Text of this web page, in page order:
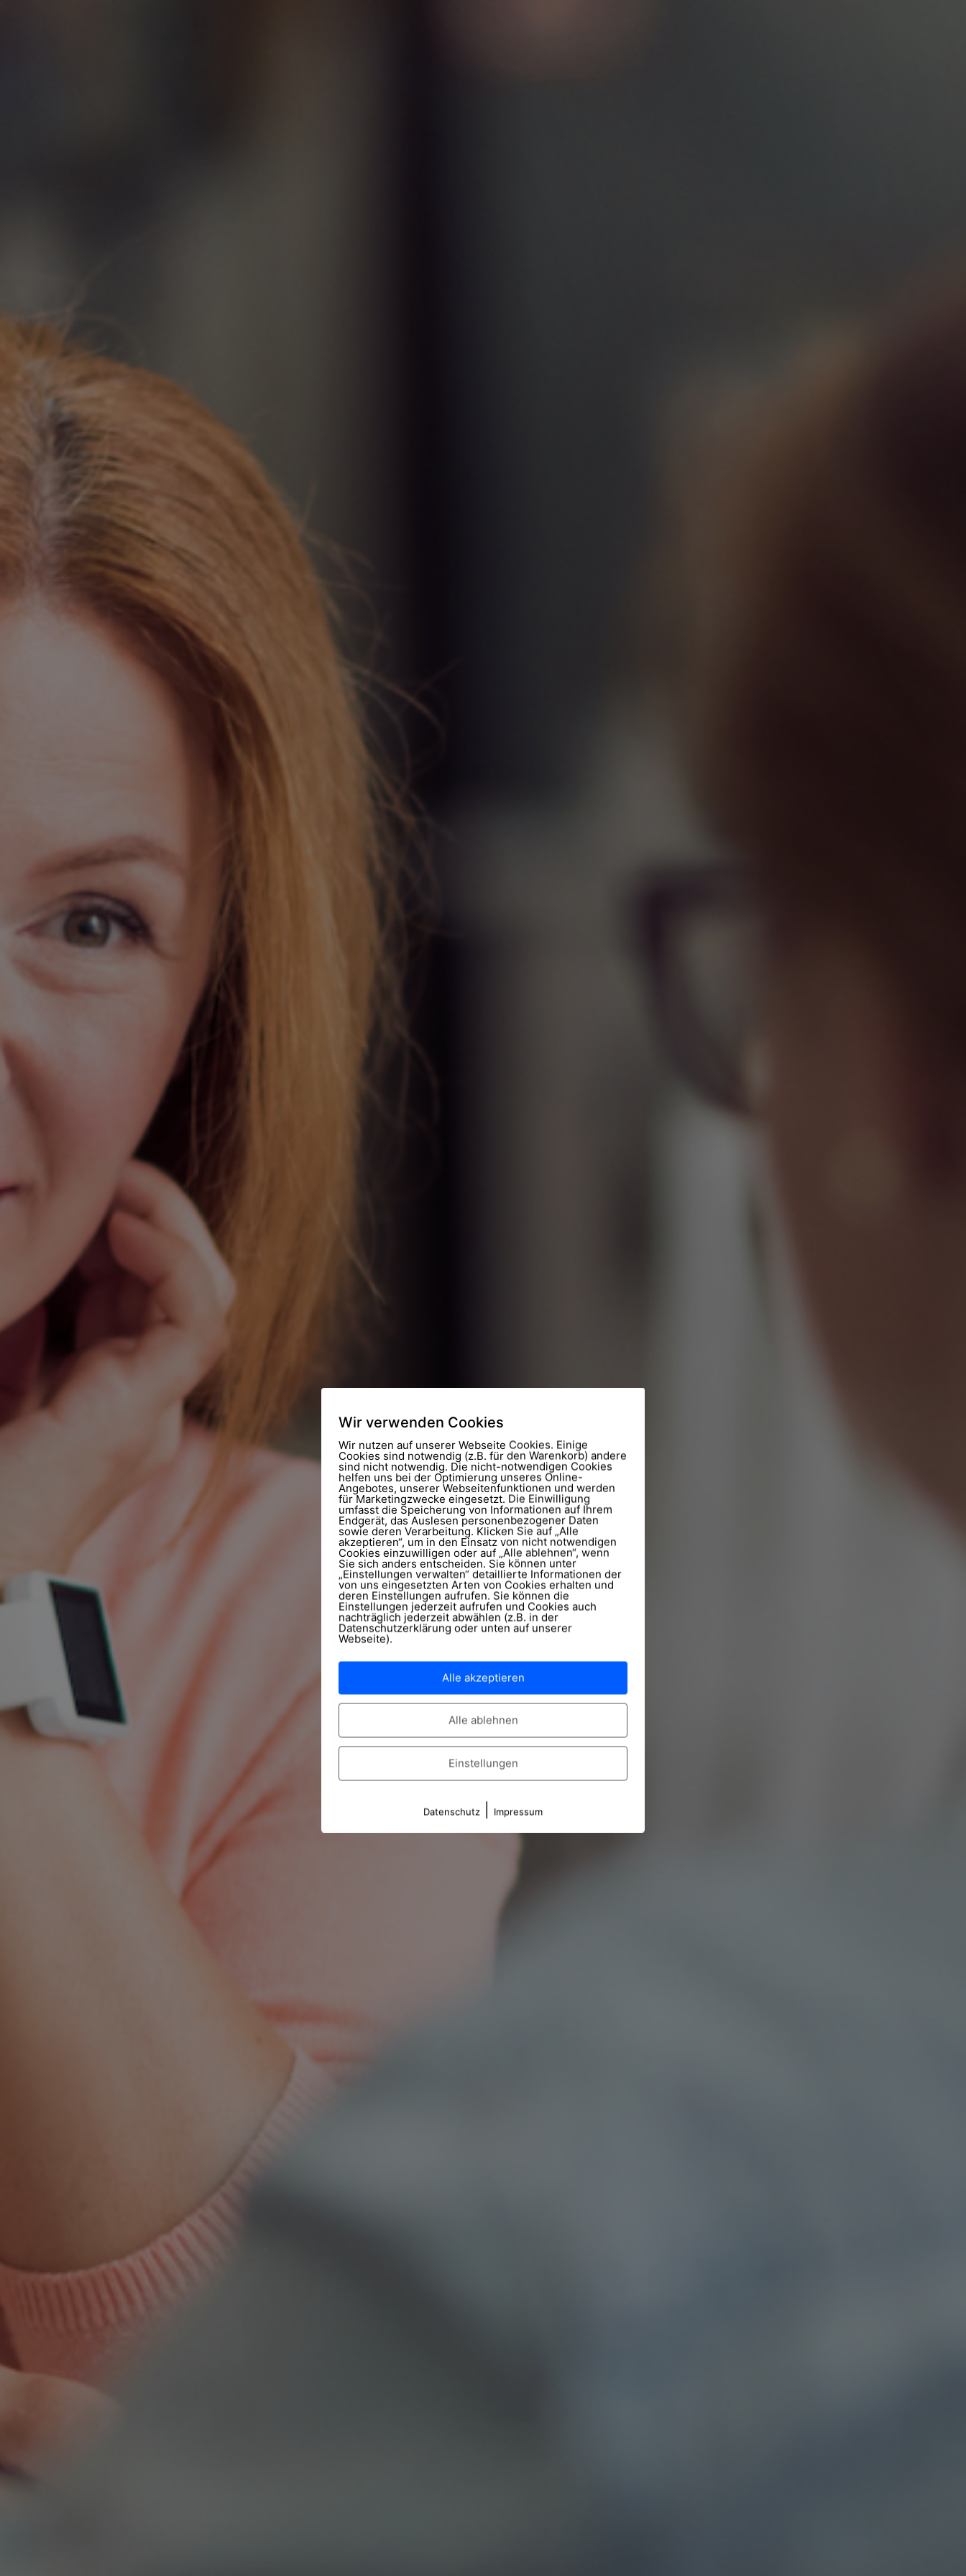
Wir verwenden Cookies
Wir nutzen auf unserer Webseite Cookies. Einige
Cookies sind notwendig (z.B. für den Warenkorb) andere
sind nicht notwendig. Die nicht-notwendigen Cookies
helfen uns bei der Optimierung unseres Online-
Angebotes, unserer Webseitenfunktionen und werden
für Marketingzwecke eingesetzt. Die Einwilligung
umfasst die Speicherung von Informationen auf Ihrem
Endgerät, das Auslesen personenbezogener Daten
sowie deren Verarbeitung. Klicken Sie auf „Alle
akzeptieren“, um in den Einsatz von nicht notwendigen
Cookies einzuwilligen oder auf „Alle ablehnen“, wenn
Sie sich anders entscheiden. Sie können unter
„Einstellungen verwalten“ detaillierte Informationen der
von uns eingesetzten Arten von Cookies erhalten und
deren Einstellungen aufrufen. Sie können die
Einstellungen jederzeit aufrufen und Cookies auch
nachträglich jederzeit abwählen (z.B. in der
Datenschutzerklärung oder unten auf unserer
Webseite).
Alle akzeptieren
Alle ablehnen
Einstellungen
Datenschutz Impressum